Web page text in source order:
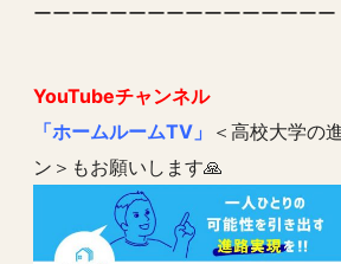
ーーーーーーーーーーーーーーーー
YouTubeチャンネル
「ホームルームTV」
＜高校大学の
ン＞もお願いします🙏